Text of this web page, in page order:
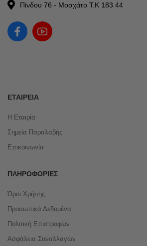
Πίνδου 76 - Μοσχάτο Τ.Κ 183 44
ΕΤΑΙΡΕΊΑ
Η Εταιρία
Σημεία Παραλαβής
Επικοινωνία
ΠΛΗΡΟΦΟΡΊΕΣ
Όροι Χρήσης
Προσωπικά Δεδομένα
Πολιτική Επιστροφών
Ασφάλεια Συναλλαγών